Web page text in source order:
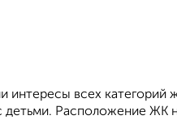
всех категорий
детьми. Расположение ЖК